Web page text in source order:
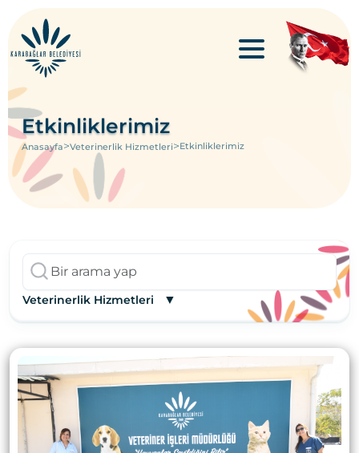
Etkinliklerimiz
Anasayfa>Veterinerlik Hizmetleri>Etkinliklerimiz
Veterinerlik Hizmetleri ▼